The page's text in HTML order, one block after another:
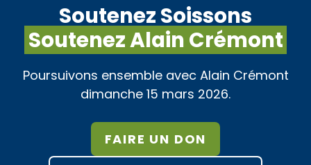
Soutenez Soissons
Soutenez Alain Crémont
Poursuivons ensemble avec Alain Crémont
dimanche 15 mars 2026.
FAIRE UN DON